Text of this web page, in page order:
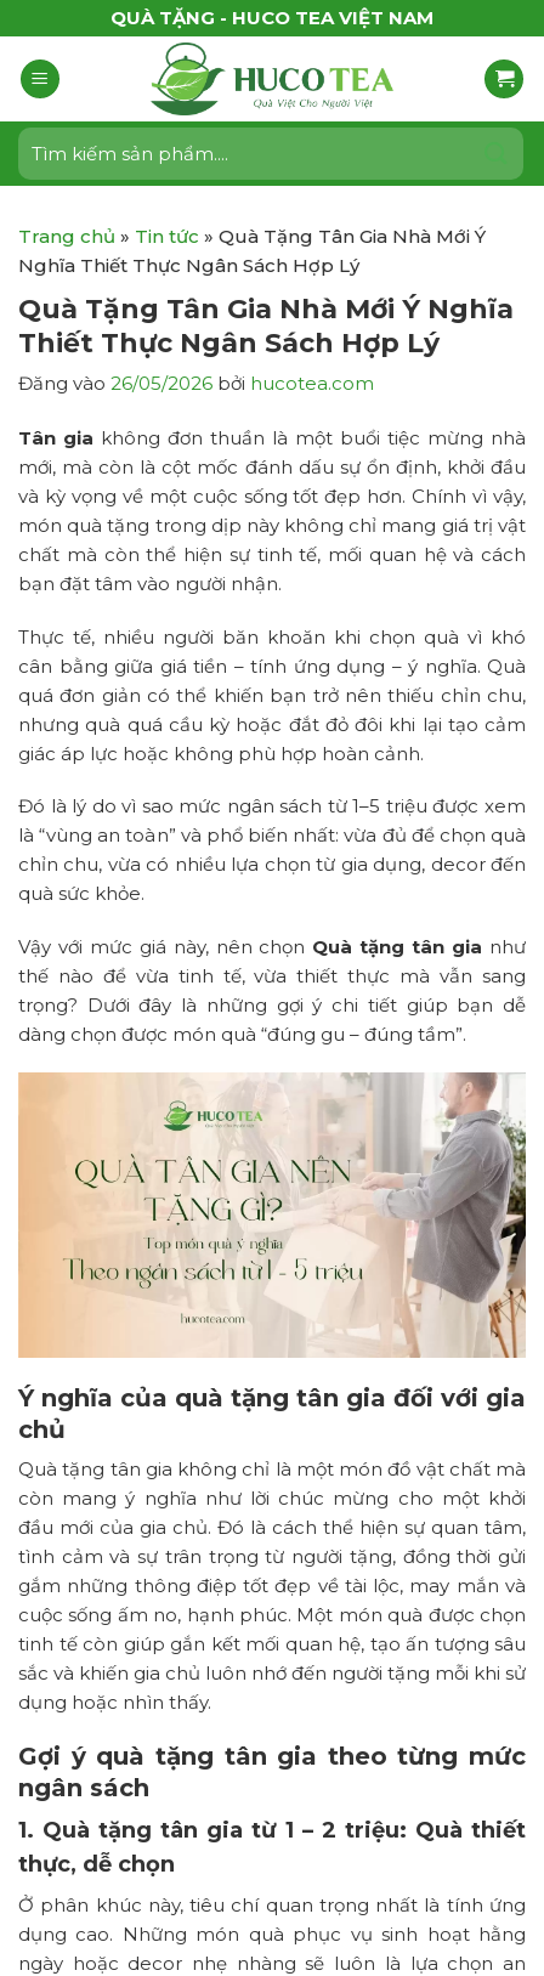
qua
nội
dung
QUÀ TẶNG - HUCO TEA VIỆT NAM
Tìm
kiếm:
Trang chủ » Tin tức » Quà Tặng Tân Gia Nhà Mới Ý
Nghĩa Thiết Thực Ngân Sách Hợp Lý
Quà Tặng Tân Gia Nhà Mới Ý Nghĩa
Thiết Thực Ngân Sách Hợp Lý
Đăng vào 26/05/2026 bởi hucotea.com
Tân gia không đơn thuần là một buổi tiệc mừng nhà
mới, mà còn là cột mốc đánh dấu sự ổn định, khởi đầu
và kỳ vọng về một cuộc sống tốt đẹp hơn. Chính vì vậy,
món quà tặng trong dịp này không chỉ mang giá trị vật
chất mà còn thể hiện sự tinh tế, mối quan hệ và cách
bạn đặt tâm vào người nhận.
Thực tế, nhiều người băn khoăn khi chọn quà vì khó
cân bằng giữa giá tiền – tính ứng dụng – ý nghĩa. Quà
quá đơn giản có thể khiến bạn trở nên thiếu chỉn chu,
nhưng quà quá cầu kỳ hoặc đắt đỏ đôi khi lại tạo cảm
giác áp lực hoặc không phù hợp hoàn cảnh.
Đó là lý do vì sao mức ngân sách từ 1–5 triệu được xem
là “vùng an toàn” và phổ biến nhất: vừa đủ để chọn quà
chỉn chu, vừa có nhiều lựa chọn từ gia dụng, decor đến
quà sức khỏe.
Vậy với mức giá này, nên chọn Quà tặng tân gia như
thế nào để vừa tinh tế, vừa thiết thực mà vẫn sang
trọng? Dưới đây là những gợi ý chi tiết giúp bạn dễ
dàng chọn được món quà “đúng gu – đúng tầm”.
Ý nghĩa của quà tặng tân gia đối với gia
chủ
Quà tặng tân gia không chỉ là một món đồ vật chất mà
còn mang ý nghĩa như lời chúc mừng cho một khởi
đầu mới của gia chủ. Đó là cách thể hiện sự quan tâm,
tình cảm và sự trân trọng từ người tặng, đồng thời gửi
gắm những thông điệp tốt đẹp về tài lộc, may mắn và
cuộc sống ấm no, hạnh phúc. Một món quà được chọn
tinh tế còn giúp gắn kết mối quan hệ, tạo ấn tượng sâu
sắc và khiến gia chủ luôn nhớ đến người tặng mỗi khi sử
dụng hoặc nhìn thấy.
Gợi ý quà tặng tân gia theo từng mức
ngân sách
1. Quà tặng tân gia từ 1 – 2 triệu: Quà thiết
thực, dễ chọn
Ở phân khúc này, tiêu chí quan trọng nhất là tính ứng
dụng cao. Những món quà phục vụ sinh hoạt hằng
ngày hoặc decor nhẹ nhàng sẽ luôn là lựa chọn an